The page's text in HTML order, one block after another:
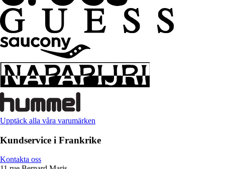
Upptäck alla våra varumärken
Kundservice i Frankrike
Kontakta oss